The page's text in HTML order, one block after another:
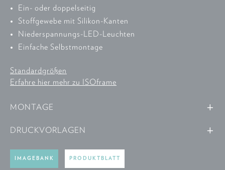
Ein- oder doppelseitig
Stoffgewebe mit Silikon-Kanten
Niederspannungs-LED-Leuchten
Einfache Selbstmontage
Standardgrößen
Erfahre hier mehr zu ISOframe
MONTAGE
DRUCKVORLAGEN
IMAGEBANK PRODUKTBLATT